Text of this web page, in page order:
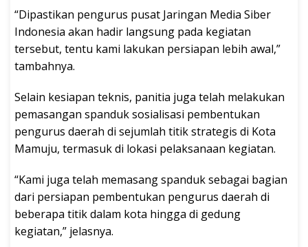
“Dipastikan pengurus pusat Jaringan Media Siber
Indonesia akan hadir langsung pada kegiatan
tersebut, tentu kami lakukan persiapan lebih awal,”
tambahnya.
Selain kesiapan teknis, panitia juga telah melakukan
pemasangan spanduk sosialisasi pembentukan
pengurus daerah di sejumlah titik strategis di Kota
Mamuju, termasuk di lokasi pelaksanaan kegiatan.
“Kami juga telah memasang spanduk sebagai bagian
dari persiapan pembentukan pengurus daerah di
beberapa titik dalam kota hingga di gedung
kegiatan,” jelasnya.